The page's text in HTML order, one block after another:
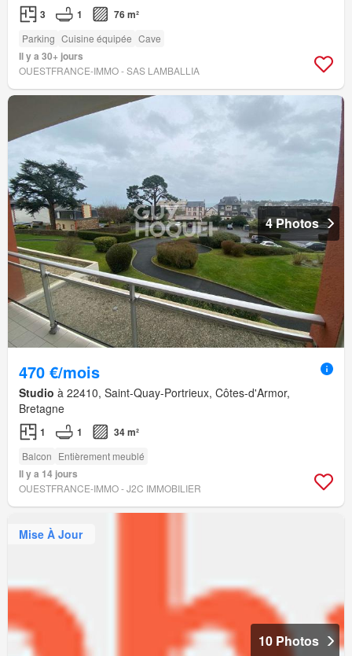
3 1 76 m²
Parking Cuisine équipée Cave
Il y a 30+ jours
OUESTFRANCE-IMMO - SAS LAMBALLIA
4 Photos
470 €/mois
Studio à 22410, Saint-Quay-Portrieux, Côtes-d'Armor,
Bretagne
1 1 34 m²
Balcon Entièrement meublé
Il y a 14 jours
OUESTFRANCE-IMMO - J2C IMMOBILIER
Mise À Jour
10 Photos